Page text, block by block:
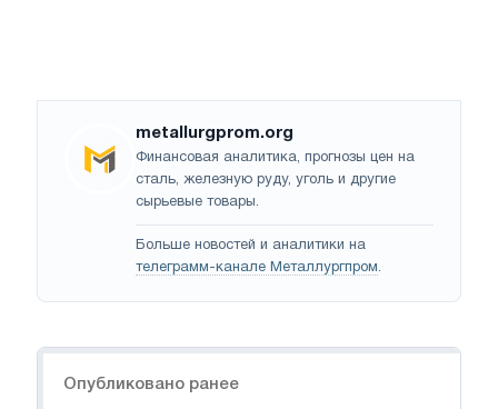
metallurgprom.org
Финансовая аналитика, прогнозы цен на
сталь, железную руду, уголь и другие
сырьевые товары.
Больше новостей и аналитики на
телеграмм-канале Металлургпром.
Опубликовано ранее